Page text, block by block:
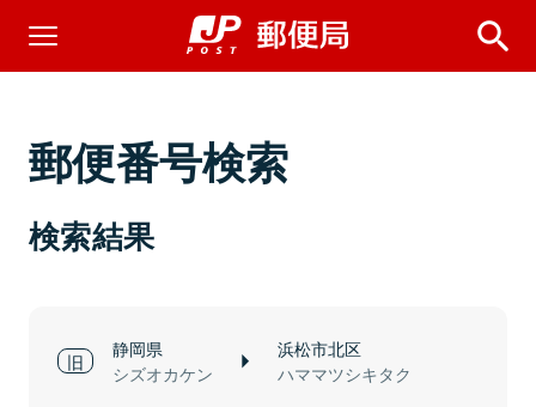
郵便番号検索
検索結果
静岡県
シズオカケン
浜松市北区
ハママツシキタク